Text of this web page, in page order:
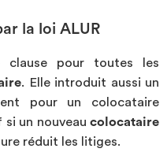
la loi ALUR
clause pour toutes les
. Elle introduit aussi un
pour un colocataire
si un nouveau colocataire
réduit les litiges.